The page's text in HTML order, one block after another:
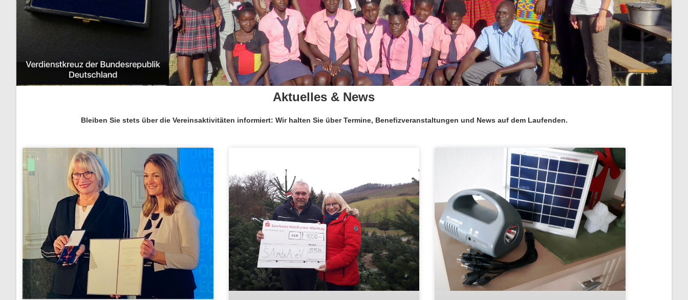
Aktuelles & News
Bleiben Sie stets über die Vereinsaktivitäten informiert: Wir halten Sie über Termine, Benefizveranstaltungen und News auf dem Laufenden.